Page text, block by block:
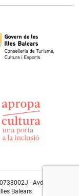
- Avda. Doctor
Balears